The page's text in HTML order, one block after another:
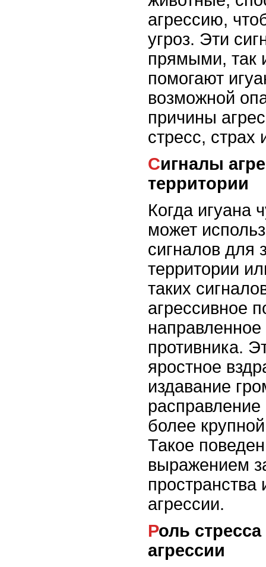
агрессию,
угроз. Эти
прямыми, так
помогают
возможной
причины
стресс, страх
Сигналы агрессии и защиты
территории
Когда игуана
может
сигналов для
территории
таких
агрессивное
направленное
противника.
яростное
издавание
более
Такое
выражением
пространства
агрессии.
Роль стресса и страха в
агрессии